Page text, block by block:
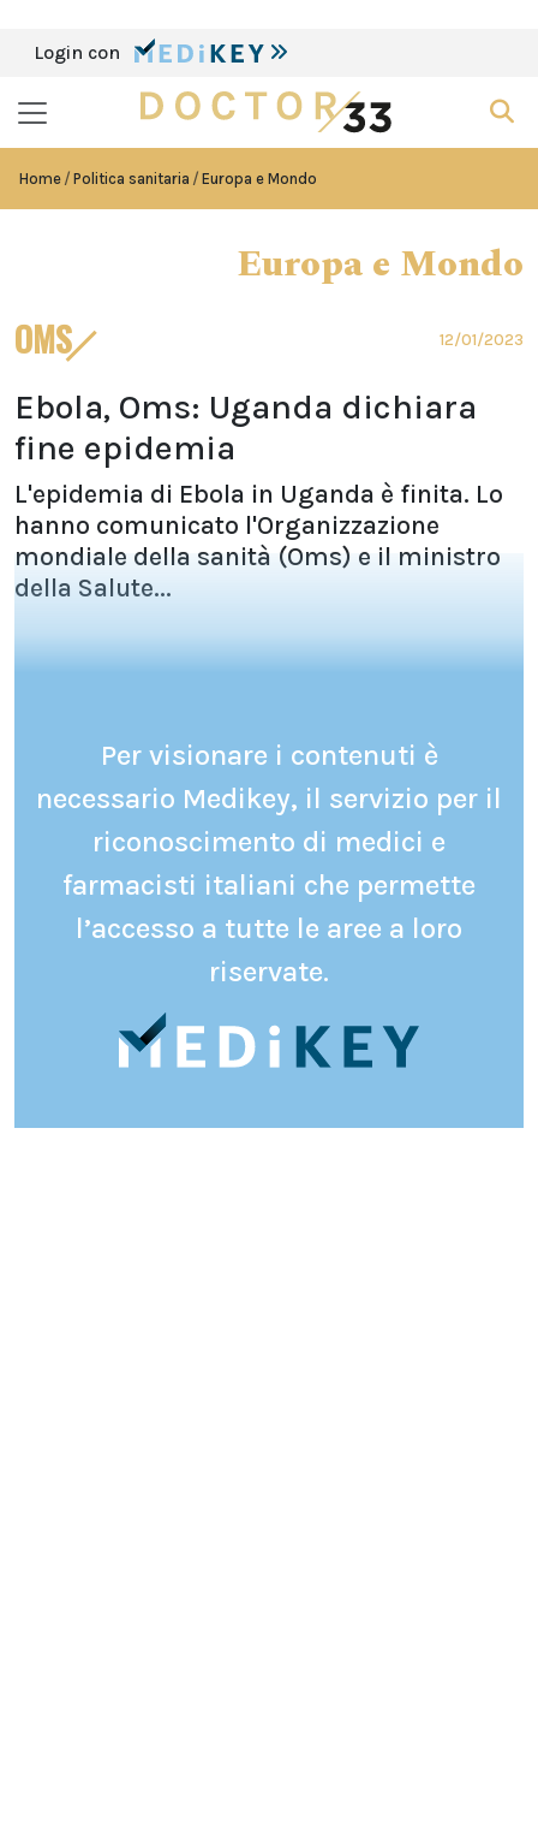
Login con
Home Politica sanitaria Europa e Mondo
Europa e Mondo
OMS 12/01/2023
Ebola, Oms: Uganda dichiara
fine epidemia
L'epidemia di Ebola in Uganda è finita. Lo
hanno comunicato l'Organizzazione
mondiale della sanità (Oms) e il ministro
della Salute...
Per visionare i contenuti è
necessario Medikey, il servizio per il
riconoscimento di medici e
farmacisti italiani che permette
l’accesso a tutte le aree a loro
riservate.